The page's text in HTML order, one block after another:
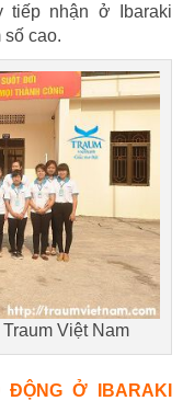
tiếp nhận ở Ibaraki
cao.
Việt Nam
ĐỘNG Ở IBARAKI